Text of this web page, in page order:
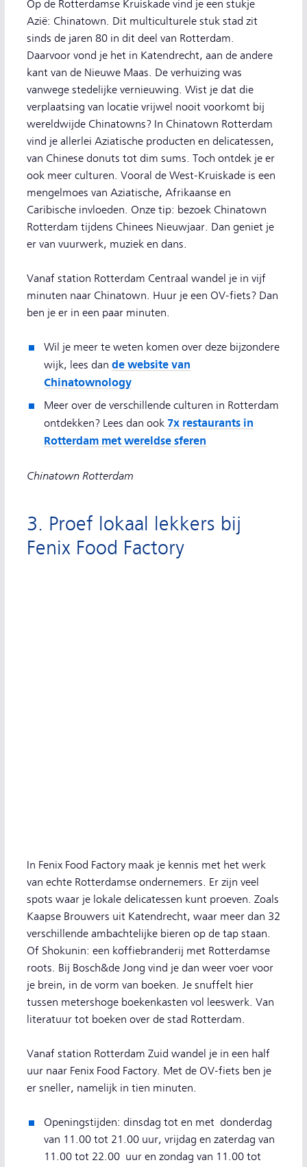
Op de Rotterdamse Kruiskade vind je een stukje
Azië: Chinatown. Dit multiculturele stuk stad zit
sinds de jaren 80 in dit deel van Rotterdam.
Daarvoor vond je het in Katendrecht, aan de andere
kant van de Nieuwe Maas. De verhuizing was
vanwege stedelijke vernieuwing. Wist je dat die
verplaatsing van locatie vrijwel nooit voorkomt bij
wereldwijde Chinatowns? In Chinatown Rotterdam
vind je allerlei Aziatische producten en delicatessen,
van Chinese donuts tot dim sums. Toch ontdek je er
ook meer culturen. Vooral de West-Kruiskade is een
mengelmoes van Aziatische, Afrikaanse en
Caribische invloeden. Onze tip: bezoek Chinatown
Rotterdam tijdens Chinees Nieuwjaar. Dan geniet je
er van vuurwerk, muziek en dans.
Vanaf station Rotterdam Centraal wandel je in vijf
minuten naar Chinatown. Huur je een OV-fiets? Dan
ben je er in een paar minuten.
Wil je meer te weten komen over deze bijzondere
wijk, lees dan de website van
Chinatownology
Meer over de verschillende culturen in Rotterdam
ontdekken? Lees dan ook 7x restaurants in
Rotterdam met wereldse sferen
Chinatown Rotterdam
3. Proef lokaal lekkers bij
Fenix Food Factory
In Fenix Food Factory maak je kennis met het werk
van echte Rotterdamse ondernemers. Er zijn veel
spots waar je lokale delicatessen kunt proeven. Zoals
Kaapse Brouwers uit Katendrecht, waar meer dan 32
verschillende ambachtelijke bieren op de tap staan.
Of Shokunin: een koffiebranderij met Rotterdamse
roots. Bij Bosch&de Jong vind je dan weer voer voor
je brein, in de vorm van boeken. Je snuffelt hier
tussen metershoge boekenkasten vol leeswerk. Van
literatuur tot boeken over de stad Rotterdam.
Vanaf station Rotterdam Zuid wandel je in een half
uur naar Fenix Food Factory. Met de OV-fiets ben je
er sneller, namelijk in tien minuten.
Openingstijden: dinsdag tot en met donderdag
van 11.00 tot 21.00 uur, vrijdag en zaterdag van
11.00 tot 22.00 uur en zondag van 11.00 tot